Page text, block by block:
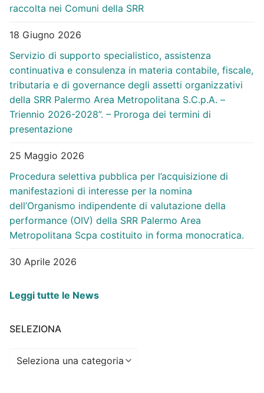
raccolta nei Comuni della SRR
18 Giugno 2026
Servizio di supporto specialistico, assistenza
continuativa e consulenza in materia contabile, fiscale,
tributaria e di governance degli assetti organizzativi
della SRR Palermo Area Metropolitana S.C.p.A. –
Triennio 2026-2028”. – Proroga dei termini di
presentazione
25 Maggio 2026
Procedura selettiva pubblica per l’acquisizione di
manifestazioni di interesse per la nomina
dell’Organismo indipendente di valutazione della
performance (OIV) della SRR Palermo Area
Metropolitana Scpa costituito in forma monocratica.
30 Aprile 2026
Leggi tutte le News
SELEZIONA
Seleziona